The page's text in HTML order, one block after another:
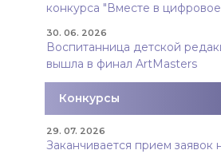
конкурса "Вместе в
30. 06. 2026
Воспитанница детской
вышла в финал ArtMasters
Конкурсы
29. 07. 2026
Заканчивается прием заявок